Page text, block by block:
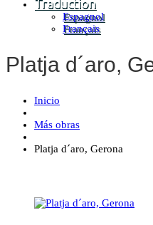
Espagnol
Français
Platja d´aro,
Inicio
Más obras
Platja d´aro, Gerona